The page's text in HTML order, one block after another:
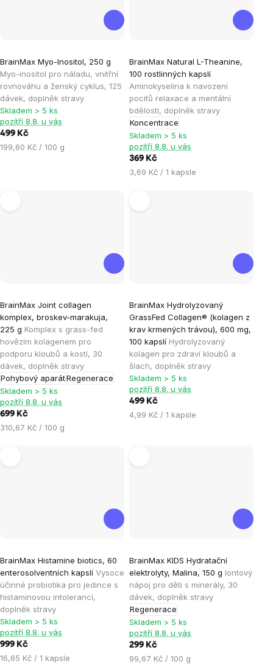
BrainMax Myo-Inositol, 250 g
Myo-inositol pro náladu, vnitřní
rovnováhu a ženský cyklus, 125
dávek, doplněk stravy
hodnocení
produktu
je
4,8
z
Skladem > 5 ks
pozítří 8.8. u vás
499 Kč
Měrná
199,60 Kč / 100 g
BrainMax Natural L-Theanine,
100 rostlinných kapslí
Aminokyselina k navození
pocitů relaxace a mentální
bdělosti, doplněk stravy
Koncentrace
hodnocení
produktu
je
5,0
z
5
hvězdiček.
Skladem > 5 ks
pozítří 8.8. u vás
369 Kč
Měrná
3,69 Kč / 1 kapsle
BrainMax Joint collagen
komplex, broskev-marakuja,
225 g Komplex s grass-fed
hovězím kolagenem pro
podporu kloubů a kostí, 30
dávek, doplněk stravy
Pohybový aparátRegenerace
hodnocení
produktu
je
5,0
z
5
hvězdiček.
Skladem > 5 ks
pozítří 8.8. u vás
699 Kč
Měrná
310,67 Kč / 100 g
BrainMax Hydrolyzovaný
GrassFed Collagen® (kolagen z
krav krmených trávou), 600 mg,
100 kapslí Hydrolyzovaný
kolagen pro zdraví kloubů a
šlach, doplněk stravy
hodnocení
produktu
je
5,0
z
5
hvězdiček.
Skladem > 5 ks
pozítří 8.8. u vás
499 Kč
Měrná
4,99 Kč / 1 kapsle
BrainMax Histamine biotics, 60
enterosolventních kapslí Vysoce
účinné probiotika pro jedince s
histaminovou intolerancí,
doplněk stravy
hodnocení
produktu
je
4,8
z
5
hvězdiček.
Skladem > 5 ks
pozítří 8.8. u vás
999 Kč
Měrná
16,65 Kč / 1 kapsle
BrainMax KIDS Hydratační
elektrolyty, Malina, 150 g Iontový
nápoj pro děti s minerály, 30
dávek, doplněk stravy
Regenerace
hodnocení
produktu
je
4,1
z
5
hvězdiček.
Skladem > 5 ks
pozítří 8.8. u vás
299 Kč
Měrná
99,67 Kč / 100 g